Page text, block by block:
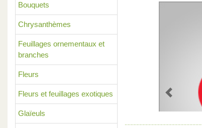
Bouquets
Chrysanthèmes
Feuillages ornementaux et
branches
Fleurs
Fleurs et feuillages exotiques
Glaïeuls
Previous